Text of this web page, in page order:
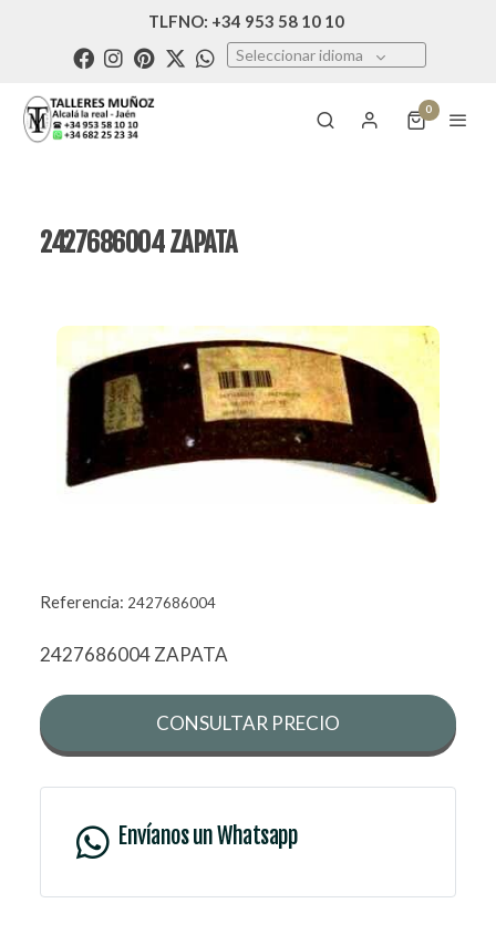
TLFNO: +34 953 58 10 10
Seleccionar idioma
0
2427686004 ZAPATA
Referencia: 2427686004
2427686004 ZAPATA
CONSULTAR PRECIO
Envíanos un Whatsapp